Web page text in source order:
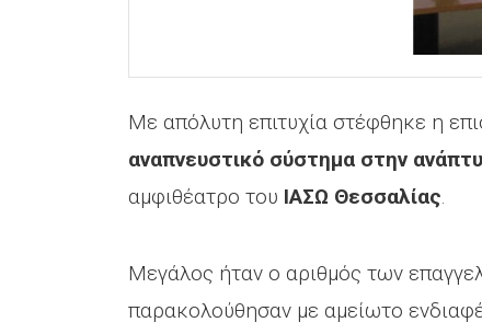
Με απόλυτη επιτυχία στέφθηκε η
αναπνευστικό σύστημα στην
αμφιθέατρο του ΙΑΣΩ Θεσσαλίας.
Μεγάλος ήταν ο αριθμός των
παρακολούθησαν με αμείωτο